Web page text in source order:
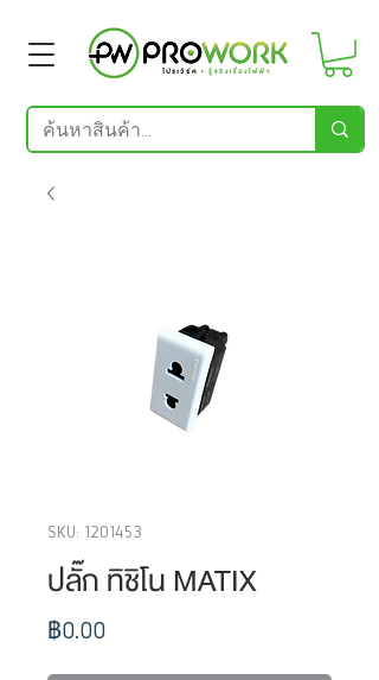
SKU: 1201453
ปลั๊ก ทิชิโน MATIX
฿0.00ราคา